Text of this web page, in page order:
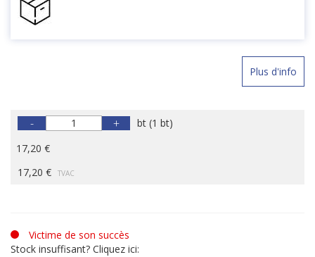
Plus d'info
- + bt (1 bt)
17,20 €
17,20 €
TVAC
Victime de son succès
Stock insuffisant? Cliquez ici: